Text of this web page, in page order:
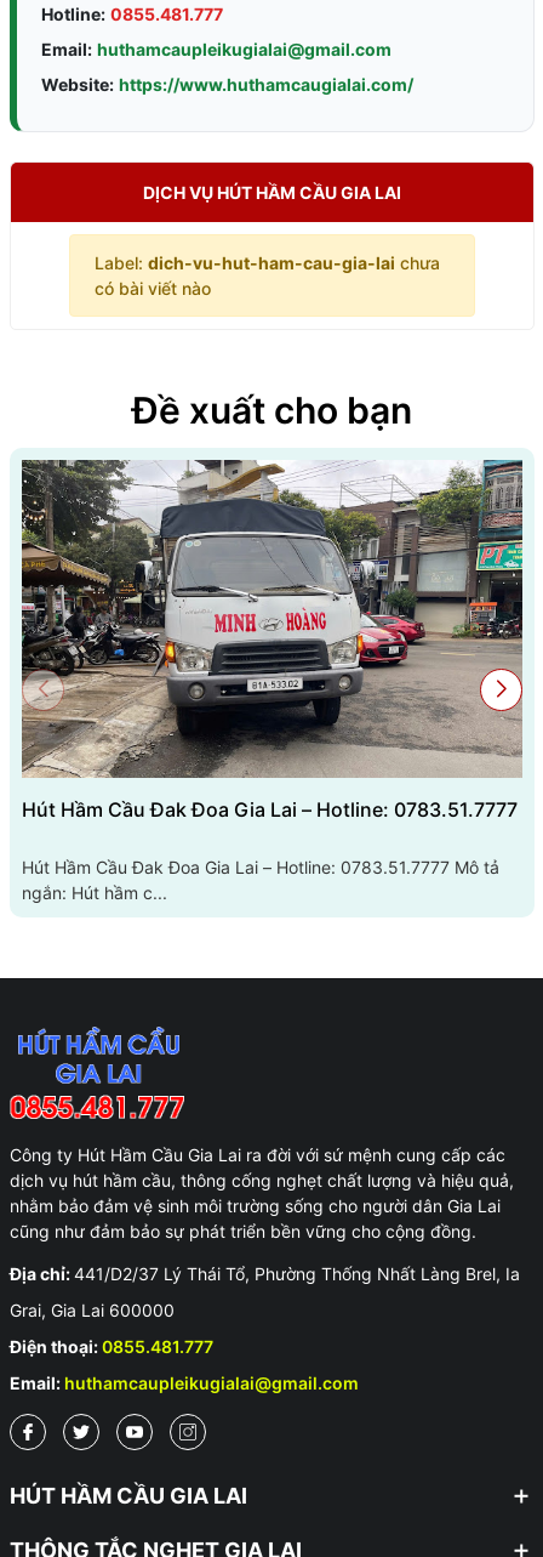
Hotline: 0855.481.777
Email: huthamcaupleikugialai@gmail.com
Website: https://www.huthamcaugialai.com/
DỊCH VỤ HÚT HẦM CẦU GIA LAI
Label: dich-vu-hut-ham-cau-gia-lai chưa
có bài viết nào
Đề xuất cho bạn
Hút Hầm Cầu Đak Đoa Gia Lai – Hotline: 0783.51.7777
Hút Hầm Cầu Đak Đoa Gia Lai – Hotline: 0783.51.7777 Mô tả
ngắn: Hút hầm c...
Công ty Hút Hầm Cầu Gia Lai ra đời với sứ mệnh cung cấp các
dịch vụ hút hầm cầu, thông cống nghẹt chất lượng và hiệu quả,
nhằm bảo đảm vệ sinh môi trường sống cho người dân Gia Lai
cũng như đảm bảo sự phát triển bền vững cho cộng đồng.
Địa chỉ:441/D2/37 Lý Thái Tổ, Phường Thống Nhất Làng Brel, Ia
Grai, Gia Lai 600000
Điện thoại:0855.481.777
Email: huthamcaupleikugialai@gmail.com
HÚT HẦM CẦU GIA LAI
THÔNG TẮC NGHẸT GIA LAI